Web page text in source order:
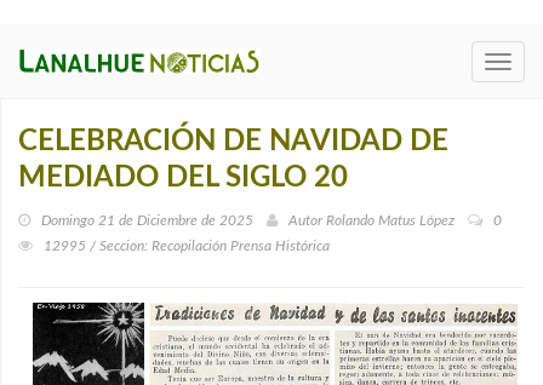
CELEBRACIÓN DE NAVIDAD DE
MEDIADO DEL SIGLO 20
Domingo 21 de Diciembre de 2025 Autor Rolando Matus López
0
12995 / Seccion: Recopilación Prensa Histórica